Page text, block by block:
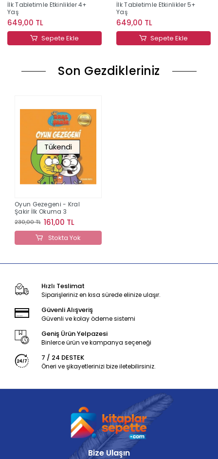
İlk Tabletimle Etkinlikler 4+
Yaş
649,00 TL
Sepete Ekle
İlk Tabletimle Etkinlikler 5+
Yaş
649,00 TL
Sepete Ekle
Son Gezdikleriniz
Tükendi
Oyun Gezegeni - Kral
Şakir İlk Okuma 3
230,00 TL 161,00 TL
Stokta Yok
Hızlı Teslimat
Siparişleriniz en kısa sürede elinize ulaşır.
Güvenli Alışveriş
Güvenli ve kolay ödeme sistemi
Geniş Ürün Yelpazesi
Binlerce ürün ve kampanya seçeneği
7 / 24 DESTEK
Öneri ve şikayetlerinizi bize iletebilirsiniz.
Bize Ulaşın